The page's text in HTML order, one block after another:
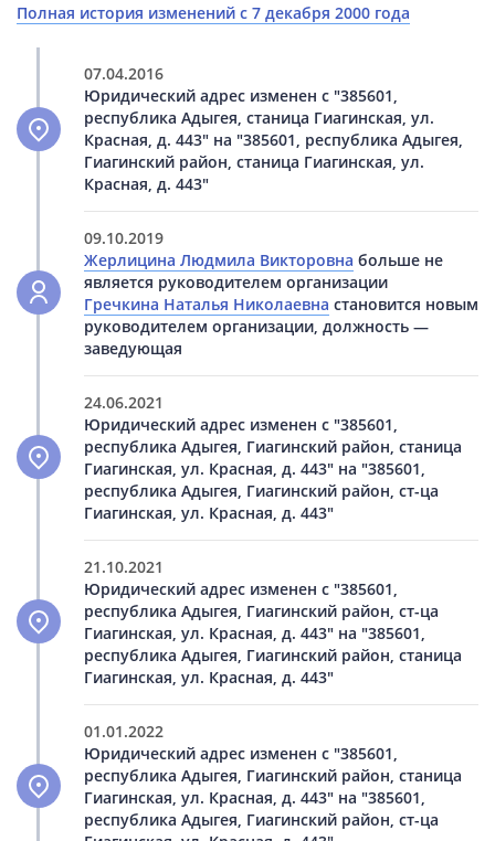
Полная история изменений с 7 декабря 2000 года
07.04.2016
Юридический адрес изменен с "385601,
республика Адыгея, станица Гиагинская, ул.
Красная, д. 443" на "385601, республика Адыгея,
Гиагинский район, станица Гиагинская, ул.
Красная, д. 443"
09.10.2019
Жерлицина Людмила Викторовна больше не
является руководителем организации
Гречкина Наталья Николаевна становится новым
руководителем организации, должность —
заведующая
24.06.2021
Юридический адрес изменен с "385601,
республика Адыгея, Гиагинский район, станица
Гиагинская, ул. Красная, д. 443" на "385601,
республика Адыгея, Гиагинский район, ст-ца
Гиагинская, ул. Красная, д. 443"
21.10.2021
Юридический адрес изменен с "385601,
республика Адыгея, Гиагинский район, ст-ца
Гиагинская, ул. Красная, д. 443" на "385601,
республика Адыгея, Гиагинский район, станица
Гиагинская, ул. Красная, д. 443"
01.01.2022
Юридический адрес изменен с "385601,
республика Адыгея, Гиагинский район, станица
Гиагинская, ул. Красная, д. 443" на "385601,
республика Адыгея, Гиагинский район, ст-ца